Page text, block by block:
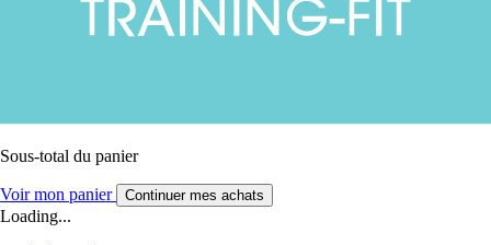
Sous-total du panier
Voir mon panier Continuer mes achats
Loading...